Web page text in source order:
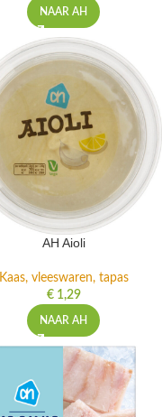
NAAR AH
AH Aioli
Kaas, vleeswaren, tapas
€1,29
NAAR AH